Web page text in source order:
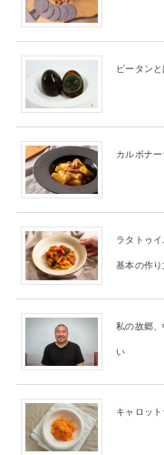
ピータン
カルボナ
ラタトゥ
基本の作
私の故郷
い
キャロッ